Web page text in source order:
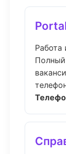
Работа
Полный